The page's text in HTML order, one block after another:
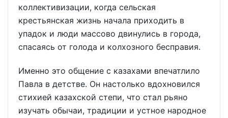
коллективизации, когда сельская
крестьянская жизнь начала приходить в
упадок и люди массово двинулись в города,
спасаясь от голода и колхозного бесправия.
Именно это общение с казахами впечатлило
Павла в детстве. Он настолько вдохновился
стихией казахской степи, что стал рьяно
изучать обычаи, традиции и устное народное